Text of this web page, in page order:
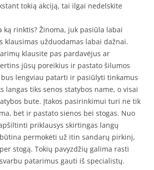
tokią akciją, tai ilgai nedelskite
ką rinktis? Žinoma, juk pasiūla labai
klausimas užduodamas labai dažnai.
klausite pas pardavėjus ar
jūsų poreikius ir pastato šilumos
bus lengviau patarti ir pasiūlyti tinkamus
langas tiks senos statybos name, o visai
bute. Įtakos pasirinkimui turi ne tik
bet ir pastato sienos bei stogas. Nuo
priklausys skirtingas langų
permokėti už itin sandarų pirkinį,
stogą. Tokių pavyzdžių galima rasti
patarimus gauti iš specialistų.